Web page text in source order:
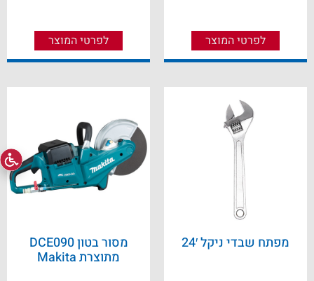
לפרטי המוצר לפרטי המוצר
מפתח שבדי ניקל 24′ מסור בטון DCE090
מתוצרת Makita